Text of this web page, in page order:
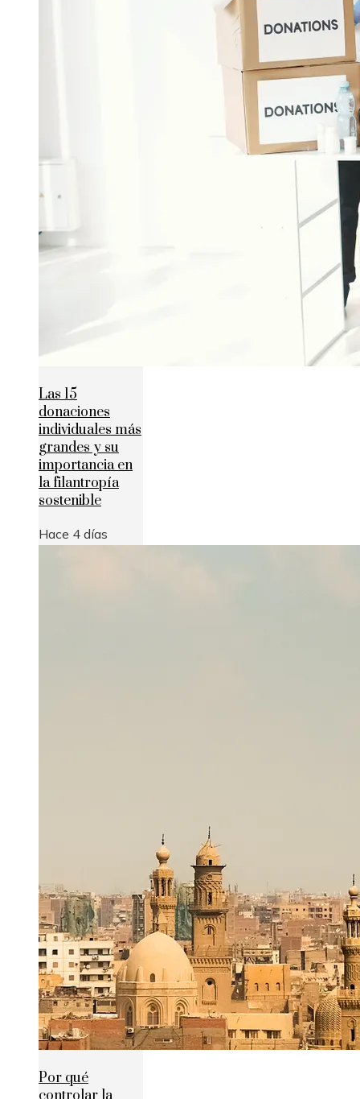
Las 15
donaciones
individuales más
grandes y su
importancia en
la filantropía
sostenible
Hace 4 días
Por qué